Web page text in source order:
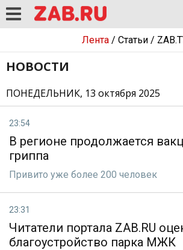
Лента/ Статьи/
НОВОСТИ
ПОНЕДЕЛЬНИК, 13 октября 2025
23:54
В регионе продолжается
гриппа
Привито уже более 200 человек
23:31
Читатели портала ZAB.RU
благоустройство парка МЖК